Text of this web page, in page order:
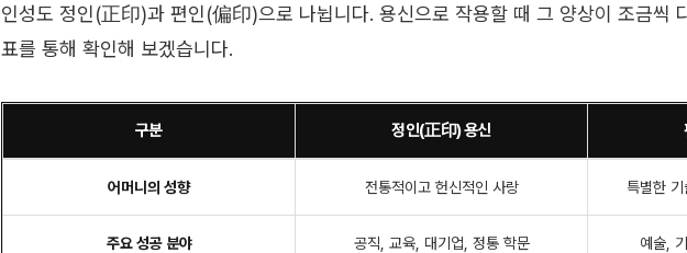
인성도 정인(正印)과 편인(偏印)으로 나뉩니다. 용신으로 작용할 때 그 양상이 조금씩
표를 통해 확인해 보겠습니다.
구분 정인(正印) 용신
어머니의 성향 전통적이고 헌신적인 사랑 특별한
주요 성공 분야 공직, 교육, 대기업, 정통 학문 예술,